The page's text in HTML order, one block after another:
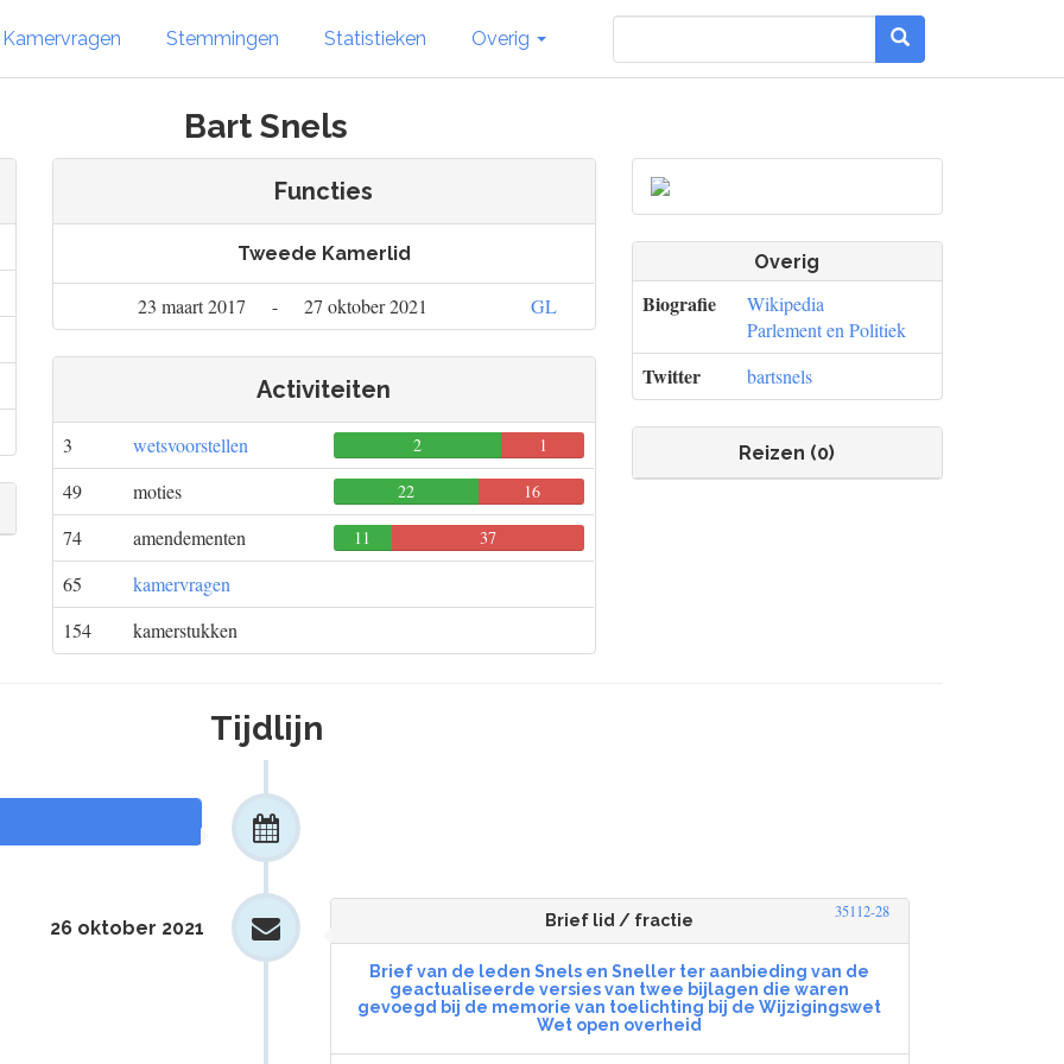
Kamervragen Stemmingen Statistieken Overig
Bart Snels
Functies
Tweede Kamerlid
23 maart 2017 - 27 oktober 2021 GL
Activiteiten
3 wetsvoorstellen 2 1
49 moties 22 16
74 amendementen 11 37
65
kamervragen
154
kamerstukken
Overig
Biografie
Wikipedia
Parlement en Politiek
Twitter bartsnels
Reizen (0)
Tijdlijn
Brief lid / fractie 35112-28
Brief van de leden Snels en Sneller ter aanbieding van de
geactualiseerde versies van twee bijlagen die waren
gevoegd bij de memorie van toelichting bij de Wijzigingswet
Wet open overheid
26 oktober 2021